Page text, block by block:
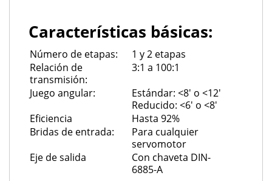
Características básicas:
Número de etapas:
1 y 2 etapas
Relación de
transmisión:
3:1 a 100:1
Juego angular:
Estándar: <8' o <12'
Reducido: <6' o <8'
Eficiencia
Hasta 92%
Bridas de entrada:
Para cualquier
servomotor
Eje de salida
Con chaveta DIN-
6885-A